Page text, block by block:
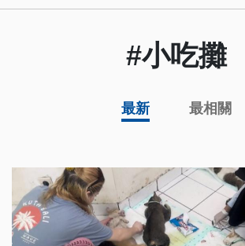
#小吃攤
最新 最相關